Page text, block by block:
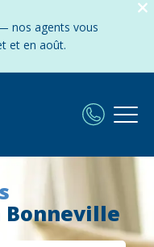
nos agents vous
et en août.